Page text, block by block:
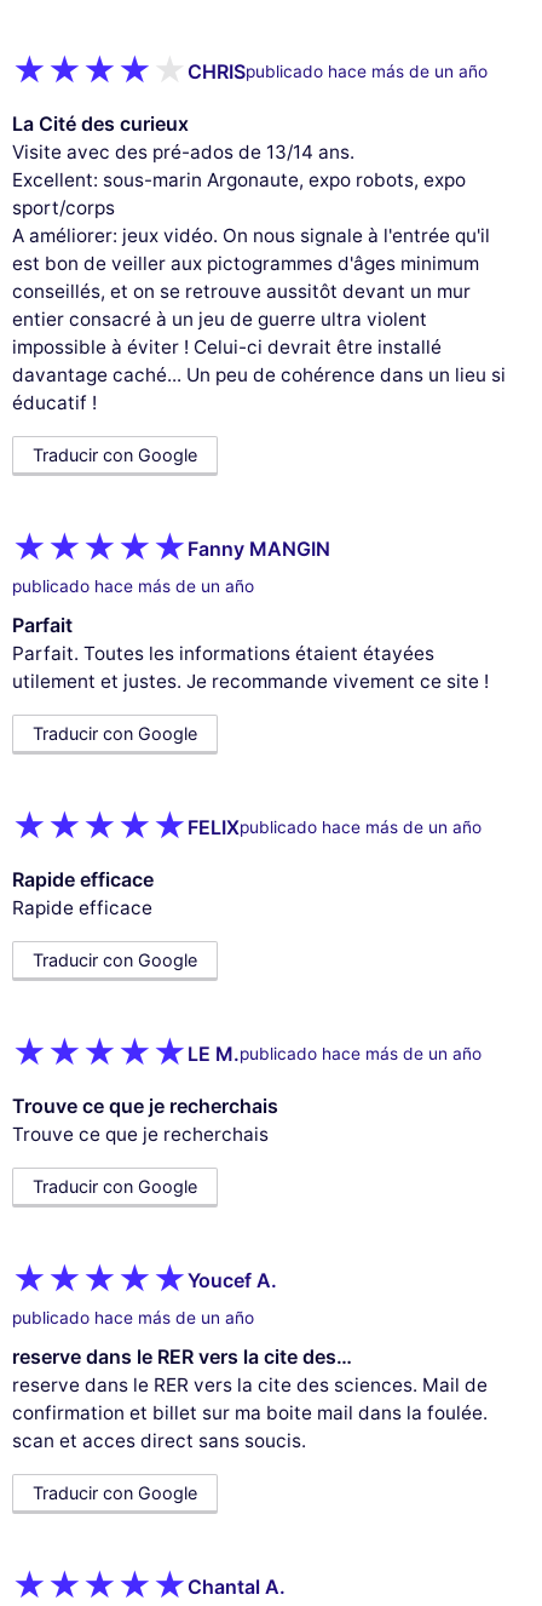
CHRISpublicado hace más de un año
La Cité des curieux
Visite avec des pré-ados de 13/14 ans.
Excellent: sous-marin Argonaute, expo robots, expo
sport/corps
A améliorer: jeux vidéo. On nous signale à l'entrée qu'il
est bon de veiller aux pictogrammes d'âges minimum
conseillés, et on se retrouve aussitôt devant un mur
entier consacré à un jeu de guerre ultra violent
impossible à éviter ! Celui-ci devrait être installé
davantage caché... Un peu de cohérence dans un lieu si
éducatif !
Traducir con Google
Fanny MANGIN
publicado hace más de un año
Parfait
Parfait. Toutes les informations étaient étayées
utilement et justes. Je recommande vivement ce site !
Traducir con Google
FELIXpublicado hace más de un año
Rapide efficace
Rapide efficace
Traducir con Google
LE M.publicado hace más de un año
Trouve ce que je recherchais
Trouve ce que je recherchais
Traducir con Google
Youcef A.
publicado hace más de un año
reserve dans le RER vers la cite des…
reserve dans le RER vers la cite des sciences. Mail de
confirmation et billet sur ma boite mail dans la foulée.
scan et acces direct sans soucis.
Traducir con Google
Chantal A.